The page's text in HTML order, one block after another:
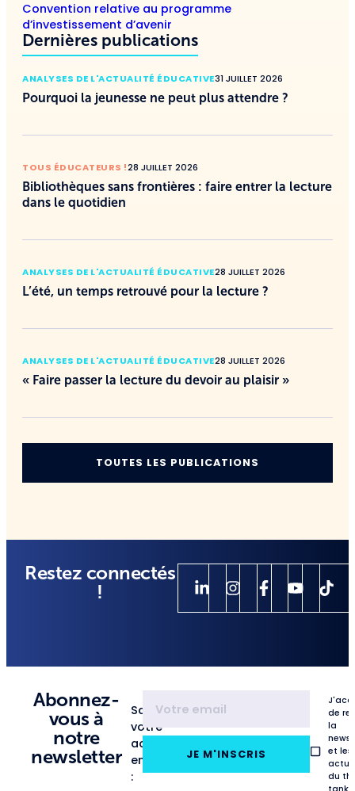
Convention relative au programme
d’investissement d’avenir
Dernières publications
ANALYSES DE L'ACTUALITÉ ÉDUCATIVE31 JUILLET 2026
Pourquoi la jeunesse ne peut plus attendre ?
TOUS ÉDUCATEURS !28 JUILLET 2026
Bibliothèques sans frontières : faire entrer la lecture
dans le quotidien
ANALYSES DE L'ACTUALITÉ ÉDUCATIVE28 JUILLET 2026
L’été, un temps retrouvé pour la lecture ?
ANALYSES DE L'ACTUALITÉ ÉDUCATIVE28 JUILLET 2026
« Faire passer la lecture du devoir au plaisir »
TOUTES LES PUBLICATIONS
Restez connectés
!
Abonnez-
vous à
notre
newsletter
Saisissez
votre
adresse
email
:
JE M'INSCRIS
de
la
et les
du